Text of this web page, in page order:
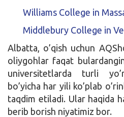
Williams College in
Middlebury College in
Albatta, o’qish uchun
oliygohlar faqat
universitetlarda turli
bo’yicha har yili ko’plab
taqdim etiladi. Ular haqida
berib borish niyatimiz bor.